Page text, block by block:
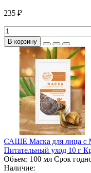
235 ₽
В корзину
САШЕ Маска для лица с
Питательный уход 10 г
Объем: 100 мл Срок
Наличие: